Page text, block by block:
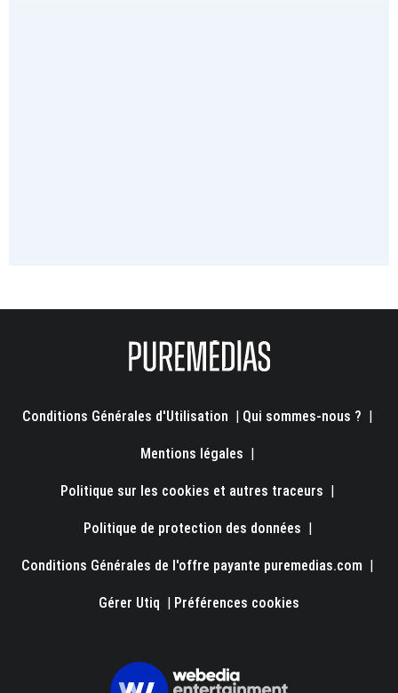
Conditions Générales d'Utilisation | Qui sommes-nous ? |
Mentions légales |
Politique sur les cookies et autres traceurs |
Politique de protection des données |
Conditions Générales de l'offre payante puremedias.com |
Gérer Utiq | Préférences cookies